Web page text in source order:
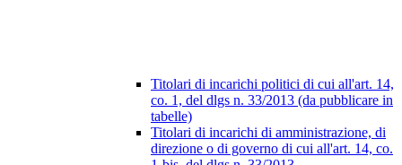
Titolari di incarichi politici di cui all'art. 14,
co. 1, del dlgs n. 33/2013 (da pubblicare in
tabelle)
Titolari di incarichi di amministrazione, di
direzione o di governo di cui all'art. 14, co.